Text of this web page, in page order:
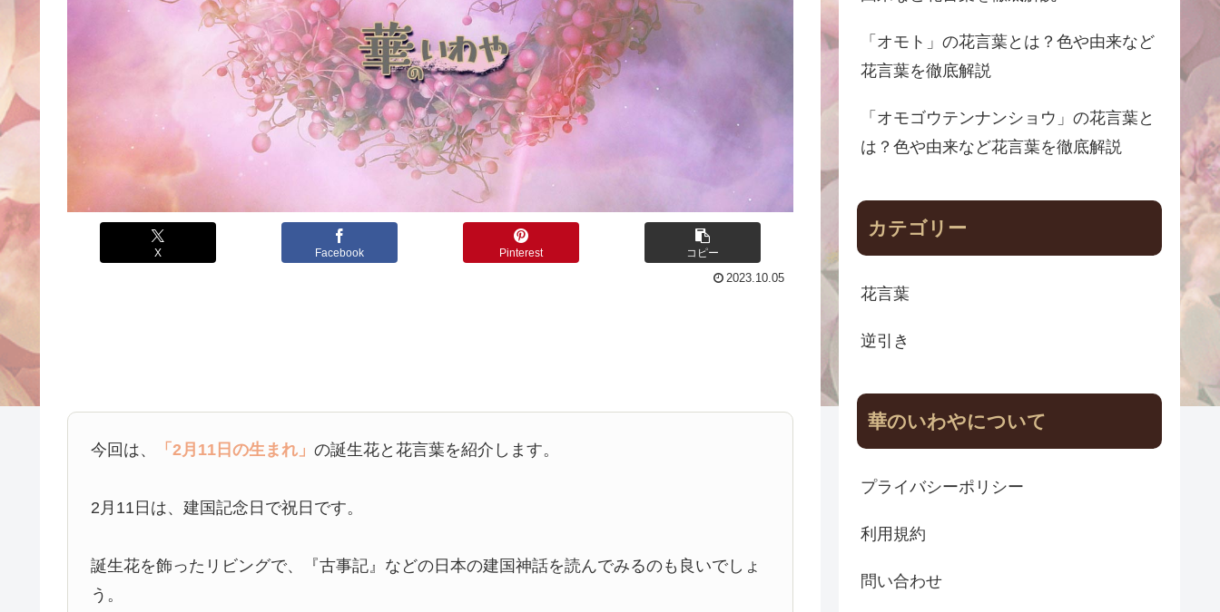
X Facebook Pinterest コピー
2023.10.05
今回は、 「2月11日の生まれ」の誕生花と花言葉を紹介します。
2月11日は、建国記念日で祝日です。
誕生花を飾ったリビングで、『古事記』などの日本の建国神話を読んでみるのも良いでしょ
う。
「オモト」の花言葉とは？色や由来など
花言葉を徹底解説
「オモゴウテンナンショウ」の花言葉と
は？色や由来など花言葉を徹底解説
カテゴリー
花言葉
逆引き
華のいわやについて
プライバシーポリシー
利用規約
問い合わせ